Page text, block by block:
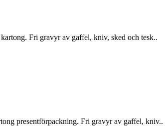
Fri gravyr av gaffel, kniv, sked och tesk..
presentförpackning. Fri gravyr av gaffel, kniv..